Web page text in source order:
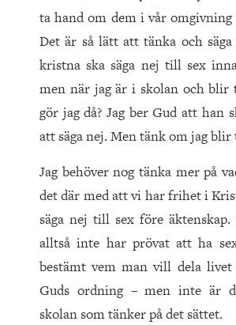
ta hand om dem i vår omgivning
Det är så lätt att tänka och
kristna ska säga nej till sex
men när jag är i skolan och blir
gör jag då? Jag ber Gud att han
att säga nej. Men tänk om jag
Jag behöver nog tänka mer på
det där med att vi har frihet i
säga nej till sex före äktenskap.
alltså inte har prövat att ha
bestämt vem man vill dela livet
Guds ordning – men inte är
skolan som tänker på det sättet.